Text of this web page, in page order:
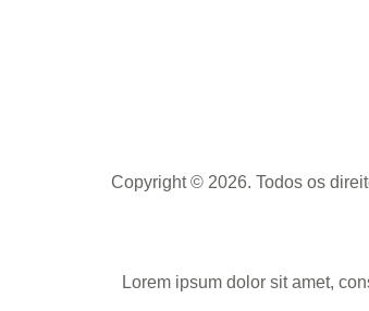
Copyright © 2026. Todos os
Lorem ipsum dolor sit amet,